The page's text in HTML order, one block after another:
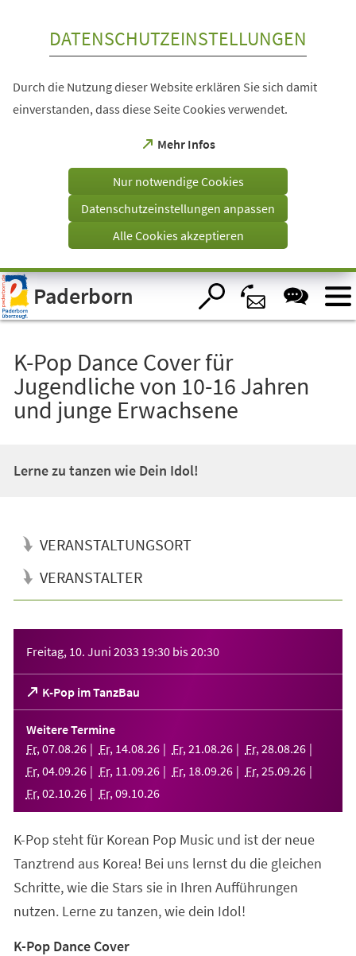
Visuelle
Assistenzsoftware
öffnen.
DATENSCHUTZEINSTELLUNGEN
Durch die Nutzung dieser Website erklären Sie sich damit
einverstanden, dass diese Seite Cookies verwendet.
Mehr Infos
(Öffnet
einem
Tab)
Nur notwendige Cookies
Datenschutzeinstellungen anpassen
Alle Cookies akzeptieren
Paderborn
K-Pop Dance Cover für
Jugendliche von 10-16 Jahren
und junge Erwachsene
Lerne zu tanzen wie Dein Idol!
VERANSTALTUNGSORT
VERANSTALTER
Freitag, 10. Juni 2033 19:30 bis20:30
K-Pop im TanzBau
(Öffnet
in
einem
neuen
Tab)
Weitere Termine
Fr, 07.08.26 Fr, 14.08.26 Fr, 21 .08.26 Fr, 28.08.26
Fr, 04.09.26 Fr, 11 .09.26 Fr, 18.09.26 Fr, 25.09.26
Fr, 02.10.26 Fr, 09.10.26
K-Pop steht für Korean Pop Music und ist der neue
Tanztrend aus Korea! Bei uns lernst du die gleichen
Schritte, wie die Stars sie in Ihren Aufführungen
nutzen. Lerne zu tanzen, wie dein Idol!
K-Pop Dance Cover